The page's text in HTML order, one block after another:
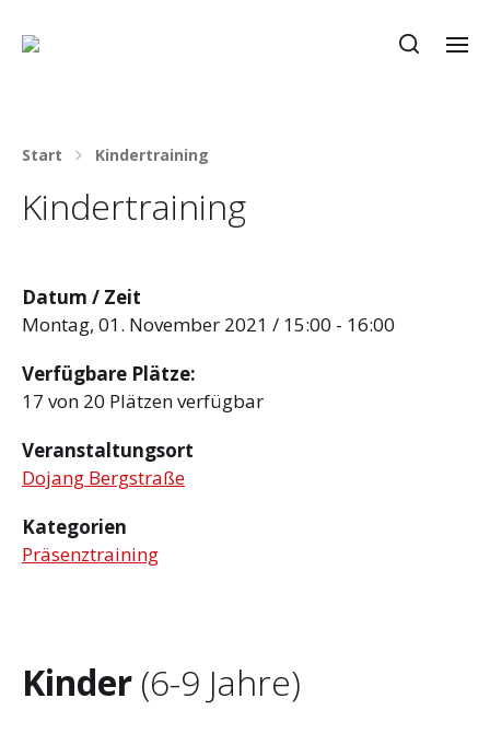
Start Kindertraining
Kindertraining
Datum / Zeit
Montag, 01. November 2021 / 15:00 - 16:00
Verfügbare Plätze:
17 von 20 Plätzen verfügbar
Veranstaltungsort
Dojang Bergstraße
Kategorien
Präsenztraining
Kinder (6-9 Jahre)